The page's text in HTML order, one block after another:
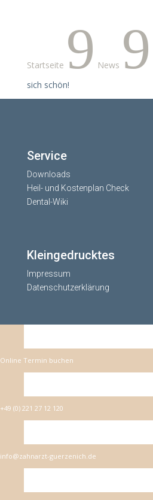
Startseite 9 News 9
sich schön!
Service
Downloads
Heil- und Kostenplan Check
Dental-Wiki
Kleingedrucktes
Impressum
Datenschutzerklärung
Online Termin buchen
+49 (0) 221 27 12 120
info@zahnarzt-guerzenich.de